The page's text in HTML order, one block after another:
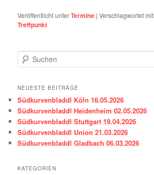
Veröffentlicht unterTermine |Verschlagwortet mit
Treffpunkt
u
h
n
NEUESTE BEITRÄGE
Südkurvenbladdl Köln 16.05.2026
Südkurvenbladdl Heidenheim 02.05.2026
Südkurvenbladdl Stuttgart 19.04.2026
Südkurvenbladdl Union 21.03.2026
Südkurvenbladdl Gladbach 06.03.2026
KATEGORIEN